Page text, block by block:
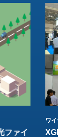
ファイ
ワ